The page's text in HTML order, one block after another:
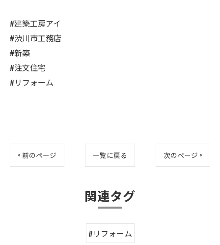
#建築工房アイ
#渋川市工務店
#新築
#注文住宅
#リフォーム
< 前のページ 一覧に戻る 次のページ >
関連タグ
#リフォーム